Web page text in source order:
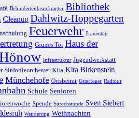
Behindertenbeauftragter Bibliothek
Cleanup Dahlwitz-Hoppegarten
Feuerwehr Frauentag
Grünes Tor Haus der
Infrastruktur Jugendwerkstatt
Sinfonieorchester Kita Kita Birkenstein
Münchehofe Ortsbeirat Osterfeuer Radtour
Schule Senioren
Spende Sprechstunde Sven Siebert
Wanderung Weihnachten